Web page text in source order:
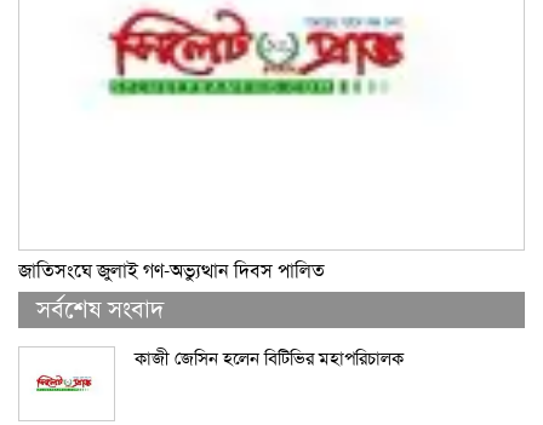
জাতিসংঘে জুলাই গণ-অভ্যুত্থান দিবস পালিত
সর্বশেষ সংবাদ
কাজী জেসিন হলেন বিটিভির মহাপরিচালক